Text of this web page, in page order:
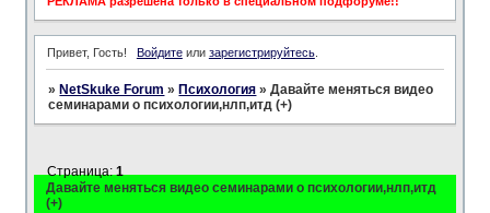
Привет, Гость! Войдитеили зарегистрируйтесь.
» NetSkuke Forum » Психология »Давайте меняться видео
семинарами о психологии,нлп,итд (+)
Давайте меняться видео семинарами о психологии,нлп,итд
(+)
Страница:1